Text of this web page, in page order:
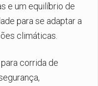
e um equilíbrio de
para se adaptar a
climáticas.
corrida de